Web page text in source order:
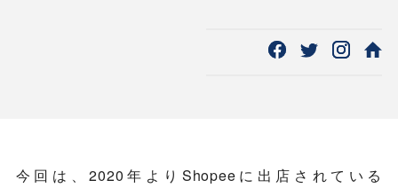
今回は、2020年よりShopeeに出店されている